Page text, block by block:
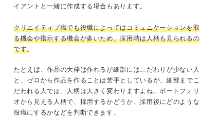
イアントと一緒に作成する場合もあります。
クリエイティブ職でも役職によってはコミュニケーションを取
る機会や指示する機会が多いため、採用時は人柄も見られるの
です。
たとえば、作品の大枠は作れるが細部にはこだわりが少ない人
と、ゼロから作品を作ることは苦手としているが、細部までこ
だわれる人では、人柄は大きく変わりますよね。ポートフォリ
オから見える人柄で、採用するかどうか、採用後にどのような
役職にするかなどを判断できます。